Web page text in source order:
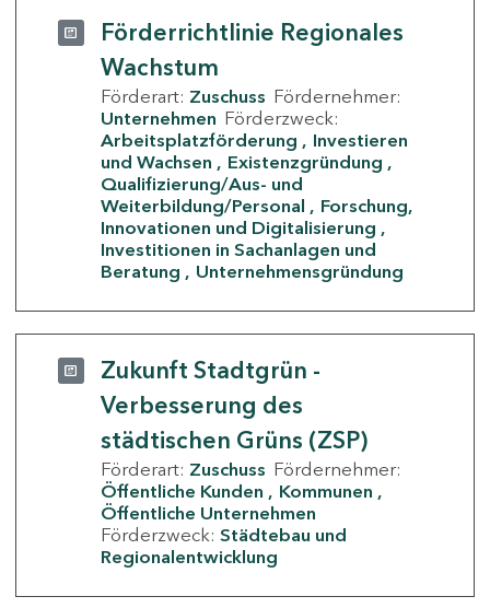
Förderrichtlinie Regionales
Wachstum
Förderart: Zuschuss Fördernehmer:
Unternehmen Förderzweck:
Arbeitsplatzförderung
Investieren
und Wachsen
Existenzgründung
Qualifizierung/Aus- und
Weiterbildung/Personal
Forschung,
Innovationen und Digitalisierung
Investitionen in Sachanlagen und
Beratung
Unternehmensgründung
Zukunft Stadtgrün -
Verbesserung des
städtischen Grüns (ZSP)
Förderart: Zuschuss Fördernehmer:
Öffentliche Kunden
Kommunen
Öffentliche Unternehmen
Förderzweck: Städtebau und
Regionalentwicklung